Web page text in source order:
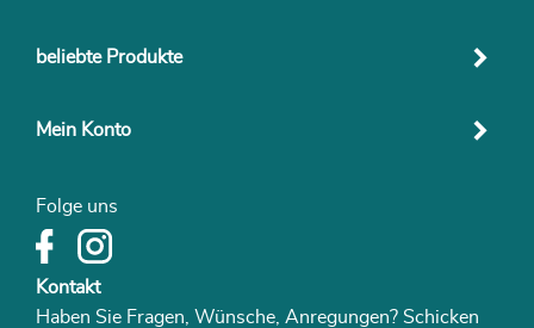
beliebte Produkte
Mein Konto
Folge uns
Kontakt
Haben Sie Fragen, Wünsche, Anregungen? Schicken